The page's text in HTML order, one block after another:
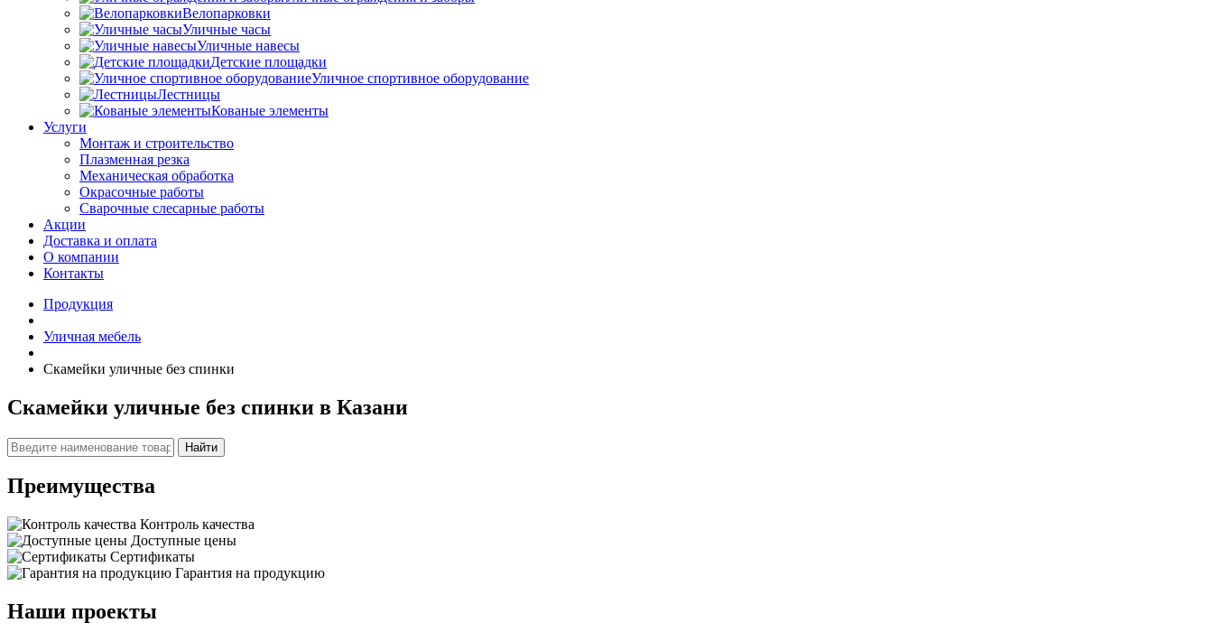
Велопарковки
Уличные часы
Уличные навесы
Детские площадки
Уличное спортивное оборудование
Лестницы
Кованые элементы
Услуги
Монтаж и строительство
Плазменная резка
Механическая обработка
Окрасочные работы
Сварочные слесарные работы
Акции
Доставка и оплата
О компании
Контакты
Продукция
Уличная мебель
Скамейки уличные без спинки
Скамейки уличные без спинки в Казани
Найти
Преимущества
Контроль качества
Доступные цены
Сертификаты
Гарантия на продукцию
Наши проекты